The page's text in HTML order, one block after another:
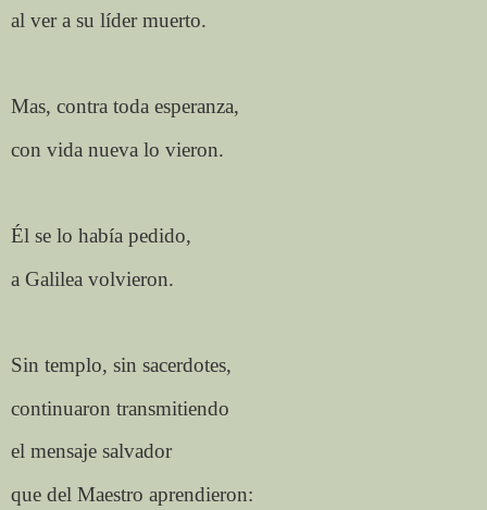
al ver a su líder muerto.
Mas, contra toda esperanza,
con vida nueva lo vieron.
Él se lo había pedido,
a Galilea volvieron.
Sin templo, sin sacerdotes,
continuaron transmitiendo
el mensaje salvador
que del Maestro aprendieron: